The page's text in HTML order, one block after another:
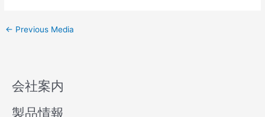
← Previous Media
会社案内
製品情報